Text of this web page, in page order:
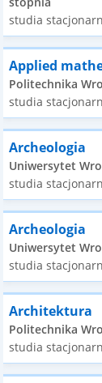
studia
Applied
Politechnika
studia
Archeologia
Uniwersytet
studia
Archeologia
Uniwersytet
studia
Architektura
Politechnika
studia